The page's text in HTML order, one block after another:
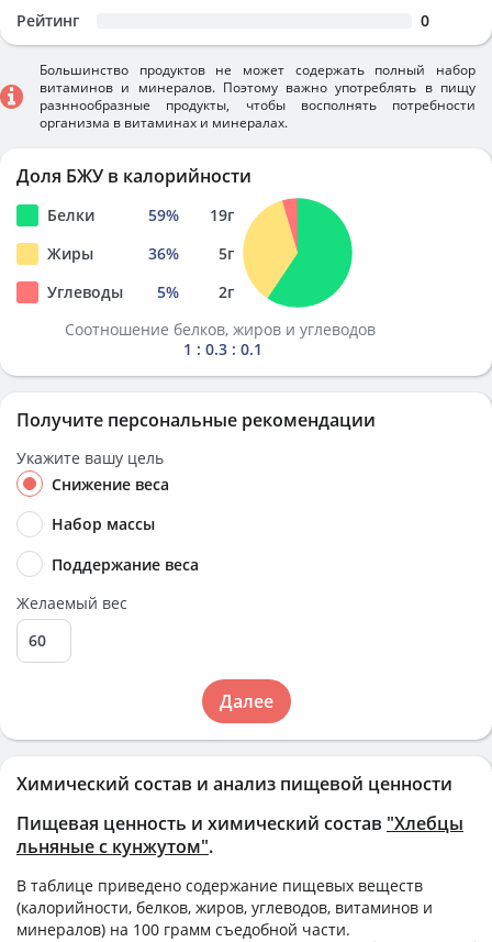
Химический состав и анализ пищевой ценности
Пищевая ценность и химический состав "Хлебцы
льняные с кунжутом".
В таблице приведено содержание пищевых веществ
(калорийности, белков, жиров, углеводов, витаминов и
минералов) на 100 грамм съедобной части.
Рейтинг 0
Большинство продуктов не может содержать полный набор
витаминов и минералов. Поэтому важно употреблять в пищу
разннообразные продукты, чтобы восполнять потребности
организма в витаминах и минералах.
Доля БЖУ в калорийности
Белки 59% 19г
Жиры
36% 5г
Углеводы
5% 2г
Соотношение белков, жиров и углеводов
1 : 0.3 : 0.1
Получите персональные рекомендации
Укажите вашу цель
Снижение веса
Набор массы
Поддержание веса
Желаемый вес
Далее